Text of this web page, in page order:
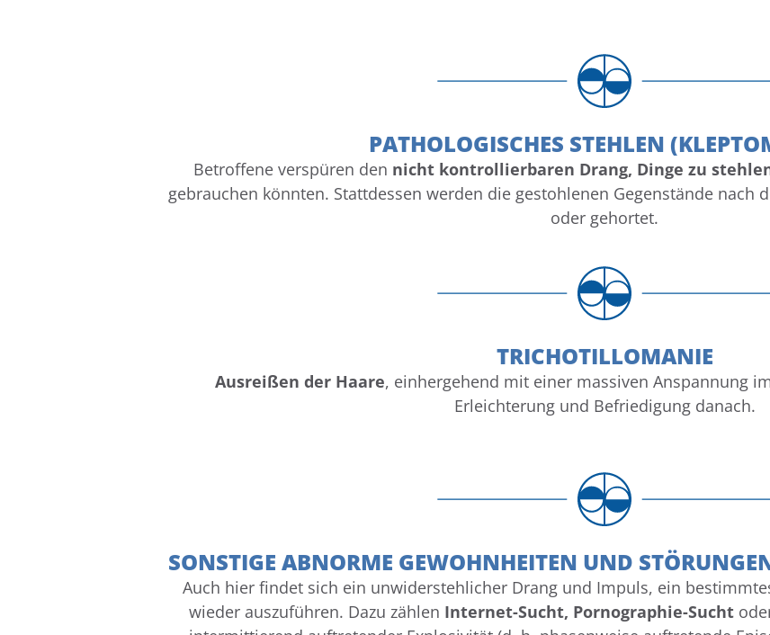
PATHOLOGISCHES STEHLEN
Betroffene verspüren den nicht kontrollierbaren Drang, Dinge zu
gebrauchen könnten. Stattdessen werden die gestohlenen Gegenstände nach
oder gehortet.
TRICHOTILLOMANIE
Ausreißen der Haare, einhergehend mit einer massiven Anspannung
Erleichterung und Befriedigung danach.
SONSTIGE ABNORME GEWOHNHEITEN UND
Auch hier findet sich ein unwiderstehlicher Drang und Impuls, ein
wieder auszuführen. Dazu zählen Internet-Sucht, Pornographie-Sucht